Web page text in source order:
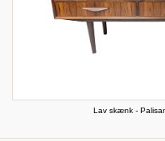
Lav skænk -